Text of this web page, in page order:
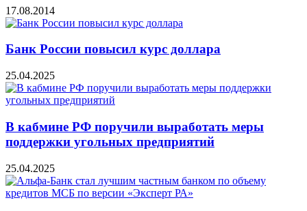
17.08.2014
Банк России повысил курс доллара
25.04.2025
В кабмине РФ поручили выработать меры
поддержки угольных предприятий
25.04.2025